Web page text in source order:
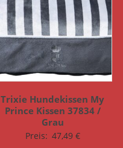
Trixie Hundekissen My
Prince Kissen 37834 /
Grau
Preis: 47,49 €